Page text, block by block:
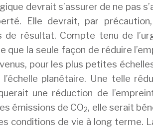
devrait s’assurer de ne pas
Elle devrait, par
de résultat. Compte tenu de
que la seule façon de réduire
pour les plus petites
planétaire. Une telle
une réduction de
émissions de CO2, elle serait
conditions de vie à long terme.